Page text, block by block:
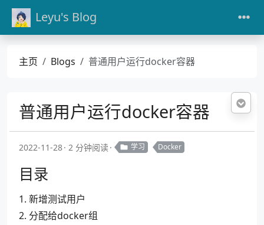
Leyu's Blog
主页 Blogs 普通用户运行docker容器
普通用户运行docker容器
2022-11-28 2 分钟阅读 学习 Docker
目录
1. 新增测试用户
2. 分配给docker组